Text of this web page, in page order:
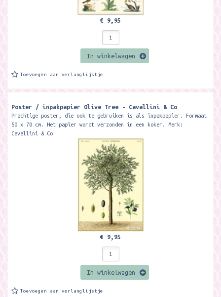
€ 9,95
In winkelwagen
Toevoegen aan verlanglijstje
Poster / inpakpapier Olive Tree - Cavallini & Co
Prachtige poster, die ook te gebruiken is als inpakpapier. Formaat
50 x 70 cm. Het papier wordt verzonden in een koker. Merk:
Cavallini & Co
€ 9,95
In winkelwagen
Toevoegen aan verlanglijstje